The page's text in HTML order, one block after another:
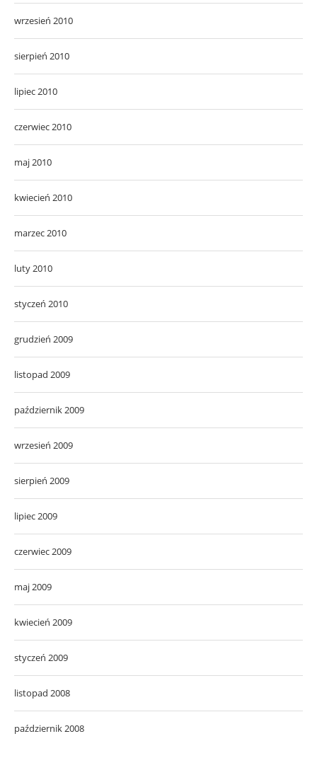
wrzesień 2010
sierpień 2010
lipiec 2010
czerwiec 2010
maj 2010
kwiecień 2010
marzec 2010
luty 2010
styczeń 2010
grudzień 2009
listopad 2009
październik 2009
wrzesień 2009
sierpień 2009
lipiec 2009
czerwiec 2009
maj 2009
kwiecień 2009
styczeń 2009
listopad 2008
październik 2008